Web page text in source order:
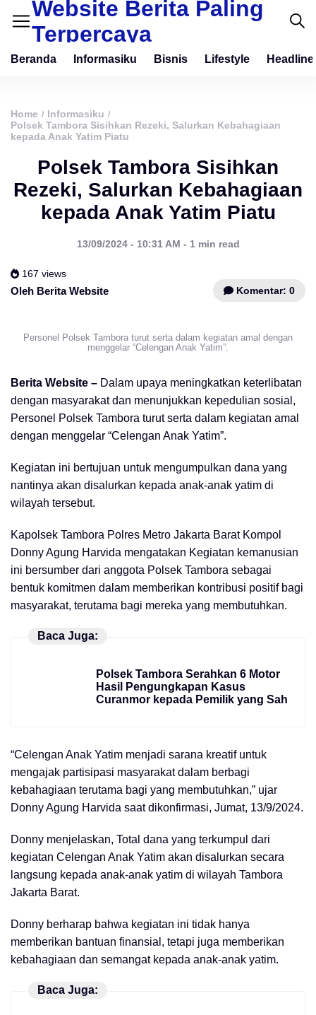
Website Berita Paling
Terpercaya
Beranda Informasiku Bisnis Lifestyle Headline
Home / Informasiku /
Polsek Tambora Sisihkan Rezeki, Salurkan Kebahagiaan
kepada Anak Yatim Piatu
Polsek Tambora Sisihkan
Rezeki, Salurkan Kebahagiaan
kepada Anak Yatim Piatu
13/09/2024 - 10:31 AM - 1 min read
167 views
Oleh Berita Website Komentar: 0
Personel Polsek Tambora turut serta dalam kegiatan amal dengan
menggelar “Celengan Anak Yatim”.
Berita Website – Dalam upaya meningkatkan keterlibatan
dengan masyarakat dan menunjukkan kepedulian sosial,
Personel Polsek Tambora turut serta dalam kegiatan amal
dengan menggelar “Celengan Anak Yatim”.
Kegiatan ini bertujuan untuk mengumpulkan dana yang
nantinya akan disalurkan kepada anak-anak yatim di
wilayah tersebut.
Kapolsek Tambora Polres Metro Jakarta Barat Kompol
Donny Agung Harvida mengatakan Kegiatan kemanusian
ini bersumber dari anggota Polsek Tambora sebagai
bentuk komitmen dalam memberikan kontribusi positif bagi
masyarakat, terutama bagi mereka yang membutuhkan.
Baca Juga:
Polsek Tambora Serahkan 6 Motor
Hasil Pengungkapan Kasus
Curanmor kepada Pemilik yang Sah
“Celengan Anak Yatim menjadi sarana kreatif untuk
mengajak partisipasi masyarakat dalam berbagi
kebahagiaan terutama bagi yang membutuhkan,” ujar
Donny Agung Harvida saat dikonfirmasi, Jumat, 13/9/2024.
Donny menjelaskan, Total dana yang terkumpul dari
kegiatan Celengan Anak Yatim akan disalurkan secara
langsung kepada anak-anak yatim di wilayah Tambora
Jakarta Barat.
Donny berharap bahwa kegiatan ini tidak hanya
memberikan bantuan finansial, tetapi juga memberikan
kebahagiaan dan semangat kepada anak-anak yatim.
Baca Juga: